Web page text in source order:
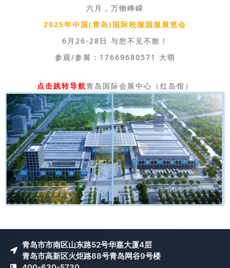
六月，万物峥嵘
2025年中国(青岛)国际校服园服展览会
6月26-28日 与您不见不散！
参观/参展： 17669680571 大萌
点击跳转导航青岛国际会展中心（红岛馆）
青岛市市南区山东路52号华嘉大厦4层
青岛市高新区火炬路88号青岛网谷9号楼